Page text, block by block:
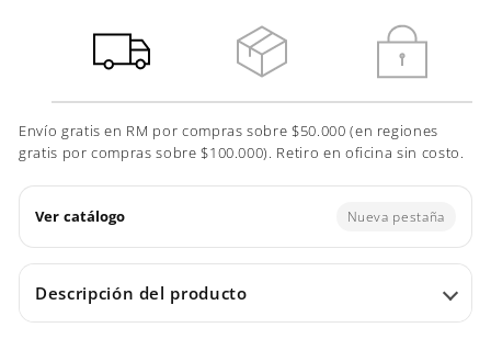
Envío gratis en RM por compras sobre $50.000 (en regiones
gratis por compras sobre $100.000). Retiro en oficina sin costo.
Ver catálogo Nueva pestaña
Descripción del producto